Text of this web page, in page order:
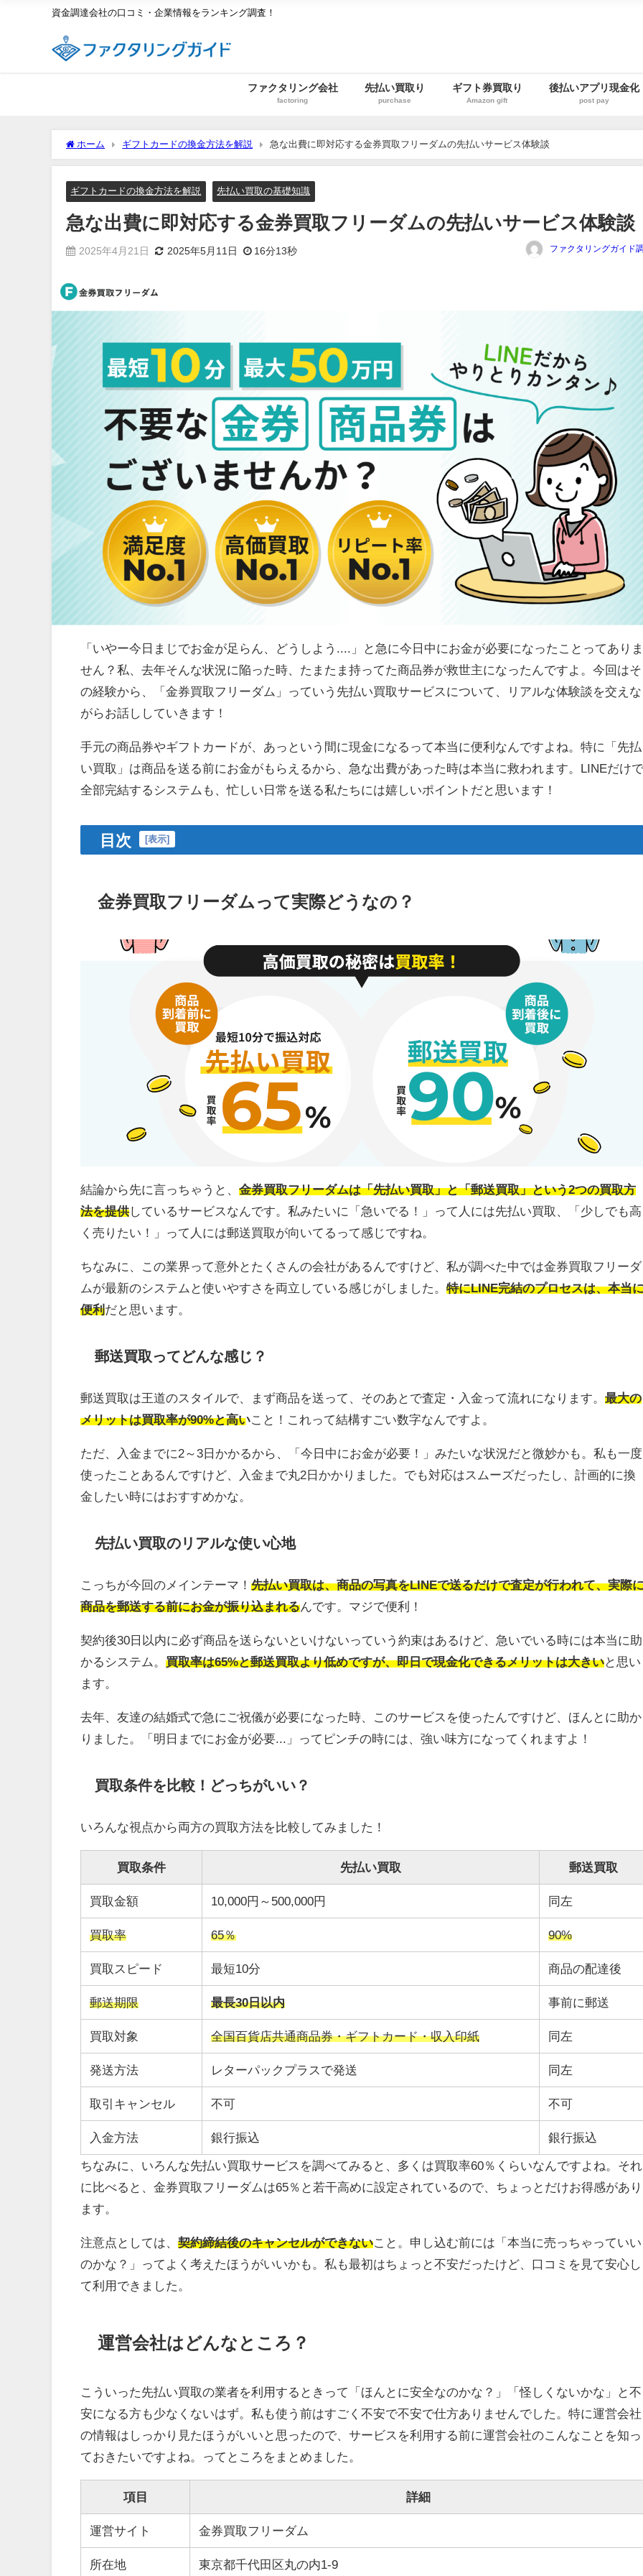
資金調達会社の口コミ・企業情報をランキング調査！
ファクタリング会社
factoring
先払い買取り
purchase
ギフト券買取り
Amazon gift
後払いアプリ現金化
post pay
ホーム ギフトカードの換金方法を解説 急な出費に即対応する金券買取フリーダムの先払いサービス体験談
ギフトカードの換金方法を解説 先払い買取の基礎知識
急な出費に即対応する金券買取フリーダムの先払いサービス体験談
2025年4月21日 2025年5月11日 16分13秒 ファクタリングガイド
「いやー今日まじでお金が足らん、どうしよう....」と急に今日中にお金が必要になったことってありま
せん？私、去年そんな状況に陥った時、たまたま持ってた商品券が救世主になったんですよ。今回はそ
の経験から、「金券買取フリーダム」っていう先払い買取サービスについて、リアルな体験談を交えな
がらお話ししていきます！
手元の商品券やギフトカードが、あっという間に現金になるって本当に便利なんですよね。特に「先払
い買取」は商品を送る前にお金がもらえるから、急な出費があった時は本当に救われます。LINEだけで
全部完結するシステムも、忙しい日常を送る私たちには嬉しいポイントだと思います！
目次 [表示]
金券買取フリーダムって実際どうなの？
結論から先に言っちゃうと、 金券買取フリーダムは「先払い買取」と「郵送買取」という2つの買取方
法を提供しているサービスなんです。私みたいに「急いでる！」って人には先払い買取、「少しでも高
く売りたい！」って人には郵送買取が向いてるって感じですね。
ちなみに、この業界って意外とたくさんの会社があるんですけど、私が調べた中では金券買取フリーダ
ムが最新のシステムと使いやすさを両立している感じがしました。 特にLINE完結のプロセスは、本当
便利だと思います。
郵送買取ってどんな感じ？
郵送買取は王道のスタイルで、まず商品を送って、そのあとで査定・入金って流れになります。 最大の
メリットは買取率が90%と高い こと！これって結構すごい数字なんですよ。
ただ、入金までに2～3日かかるから、「今日中にお金が必要！」みたいな状況だと微妙かも。私も一度
使ったことあるんですけど、入金まで丸2日かかりました。でも対応はスムーズだったし、計画的に換
金したい時にはおすすめかな。
先払い買取のリアルな使い心地
こっちが今回のメインテーマ！ 先払い買取は、商品の写真をLINEで送るだけで査定が行われて、実際
商品を郵送する前にお金が振り込まれるんです。マジで便利！
契約後30日以内に必ず商品を送らないといけないっていう約束はあるけど、急いでいる時には本当に助
かるシステム。 買取率は65%と郵送買取より低めですが、即日で現金化できるメリットは大きいと思い
ます。
去年、友達の結婚式で急にご祝儀が必要になった時、このサービスを使ったんですけど、ほんとに助か
りました。「明日までにお金が必要...」ってピンチの時には、強い味方になってくれますよ！
買取条件を比較！どっちがいい？
いろんな視点から両方の買取方法を比較してみました！
買取条件 先払い買取 郵送買取
買取金額 10,000円～500,000円 同左
買取率 65％ 90%
買取スピード 最短10分 商品の配達後
郵送期限 最長30日以内 事前に郵送
買取対象 全国百貨店共通商品券・ギフトカード・収入印紙 同左
発送方法 レターパックプラスで発送 同左
取引キャンセル 不可 不可
入金方法 銀行振込 銀行振込
ちなみに、いろんな先払い買取サービスを調べてみると、多くは買取率60％くらいなんですよね。それ
に比べると、金券買取フリーダムは65％と若干高めに設定されているので、ちょっとだけお得感があり
ます。
注意点としては、 契約締結後のキャンセルができない こと。申し込む前には「本当に売っちゃっていい
のかな？」ってよく考えたほうがいいかも。私も最初はちょっと不安だったけど、口コミを見て安心し
て利用できました。
運営会社はどんなところ？
こういった先払い買取の業者を利用するときって「ほんとに安全なのかな？」「怪しくないかな」と不
安になる方も少なくないはず。私も使う前はすごく不安で不安で仕方ありませんでした。特に運営会社
の情報はしっかり見たほうがいいと思ったので、サービスを利用する前に運営会社のこんなことを知っ
ておきたいですよね。ってところをまとめました。
項目 詳細
運営サイト 金券買取フリーダム
所在地 東京都千代田区丸の内1-9